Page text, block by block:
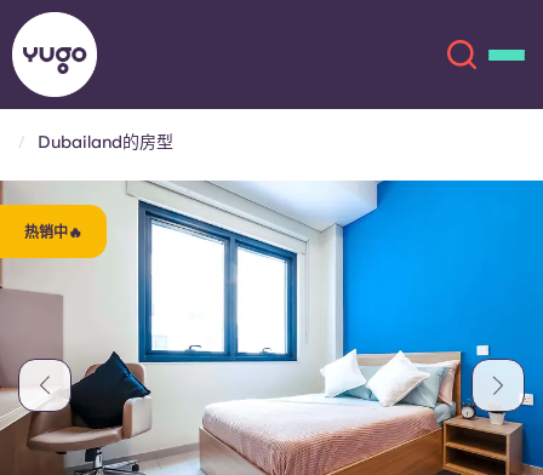
关于我们
地点
English (GB)
English (US)
Deutsch
Italian French
Dubailand的房型
热销中🔥